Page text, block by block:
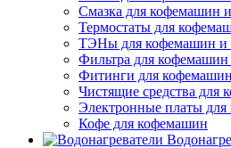
Смазка для кофемашин
Термостаты для
ТЭНы для кофемашин и
Фильтра для кофемашин
Фитинги для
Чистящие средства для
Электронные платы
Кофе для кофемашин